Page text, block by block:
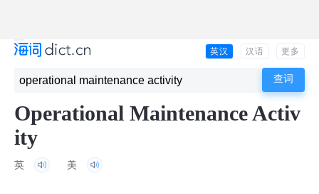
英汉 汉语 更多
Operational Maintenance Activ
ity
英 美